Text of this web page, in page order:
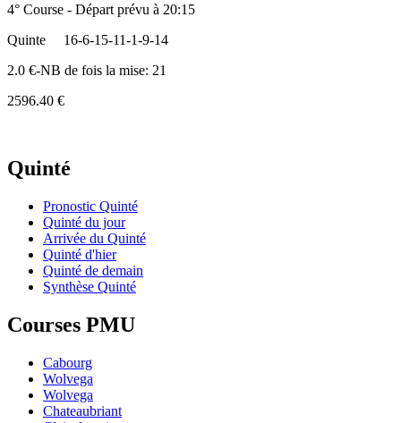
4° Course - Départ prévu à 20:15
Quinte
16-6-15-11-1-9-14
2.0 €-NB de fois la mise: 21
2596.40 €
Quinté
Pronostic Quinté
Quinté du jour
Arrivée du Quinté
Quinté d'hier
Quinté de demain
Synthèse Quinté
Courses PMU
Cabourg
Wolvega
Wolvega
Chateaubriant